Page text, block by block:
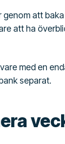
genom att
att ha
med en
separat.